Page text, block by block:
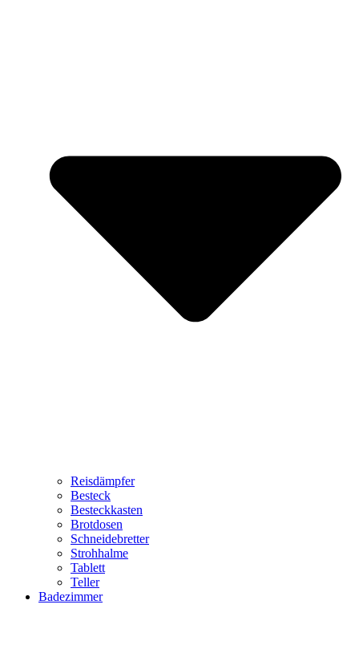
Reisdämpfer
Besteck
Besteckkasten
Brotdosen
Schneidebretter
Strohhalme
Tablett
Teller
Badezimmer